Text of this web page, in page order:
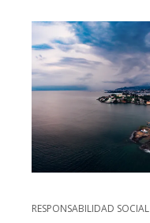
RESPONSABILIDAD SOCIAL